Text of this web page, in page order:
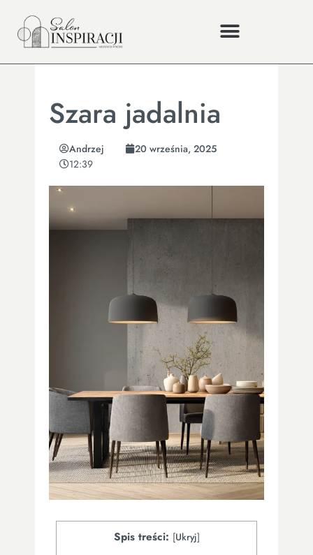
Szara jadalnia
Andrzej
20 września, 2025
12:39
Spis treści: [Ukryj]